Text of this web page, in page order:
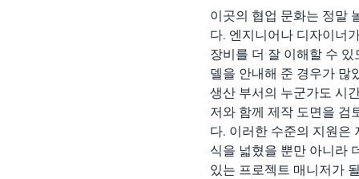
이곳의 협업 문화는 정말
다. 엔지니어나 디자이너
장비를 더 잘 이해할 수 있
델을 안내해 준 경우가 많
생산 부서의 누군가도 시
저와 함께 제작 도면을 검
다. 이러한 수준의 지원은
식을 넓혔을 뿐만 아니라
있는 프로젝트 매니저가